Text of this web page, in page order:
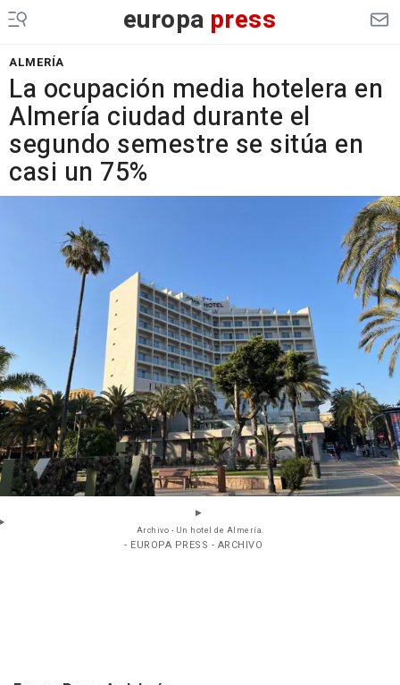
europa press
ALMERÍA
La ocupación media hotelera en
Almería ciudad durante el
segundo semestre se sitúa en
casi un 75%
Archivo - Un hotel de Almería.
- EUROPA PRESS - ARCHIVO